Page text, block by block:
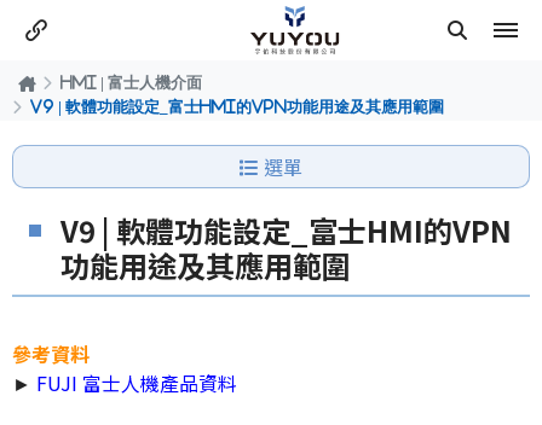
HMI | 富士人機介面
V9 | 軟體功能設定_富士HMI的VPN功能用途及其應用範圍
選單
V9 | 軟體功能設定_富士HMI的VPN
功能用途及其應用範圍
參考資料
► FUJI 富士人機產品資料